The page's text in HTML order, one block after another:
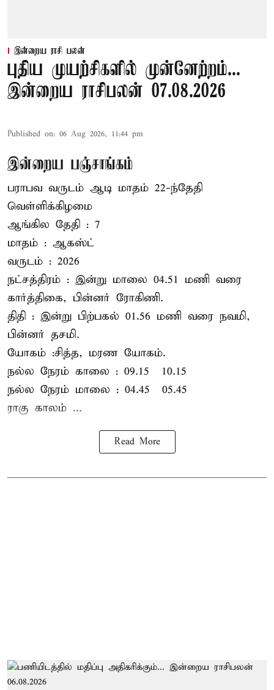
இன்றைய ராசி பலன்
புதிய முயற்சிகளில் முன்னேற்றம்...
இன்றைய ராசிபலன் 07.08.2026
Published on: 06 Aug 2026, 11:44 pm
இன்றைய பஞ்சாங்கம்
பராபவ வருடம் ஆடி மாதம் 22-ந்தேதி
வெள்ளிக்கிழமை
ஆங்கில தேதி : 7
மாதம் : ஆகஸ்ட்
வருடம் : 2026
நட்சத்திரம் : இன்று மாலை 04.51 மணி வரை
கார்த்திகை, பின்னர் ரோகிணி.
திதி : இன்று பிற்பகல் 01.56 மணி வரை நவமி,
பின்னர் தசமி.
யோகம் :சித்த, மரண யோகம்.
நல்ல நேரம் காலை : 09.15 – 10.15
நல்ல நேரம் மாலை : 04.45 – 05.45
ராகு காலம் ...
Read More